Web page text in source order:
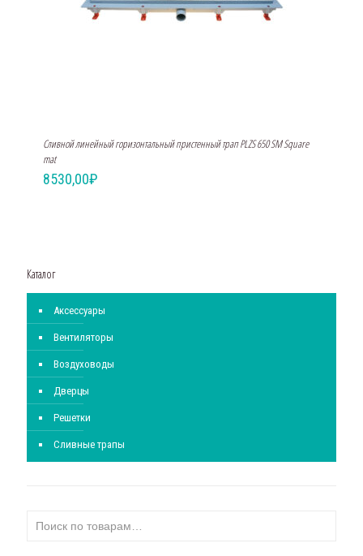
Сливной линейный горизонтальный пристенный трап PLZS 650 SM Square
mat
8530,00₽
Каталог
Аксессуары
Вентиляторы
Воздуховоды
Дверцы
Решетки
Сливные трапы